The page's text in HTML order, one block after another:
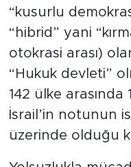
“kusurlu
“hibrid” yani
otokrasi arası)
“Hukuk devleti”
142 ülke arasında
İsrail’in notunun
üzerinde olduğu